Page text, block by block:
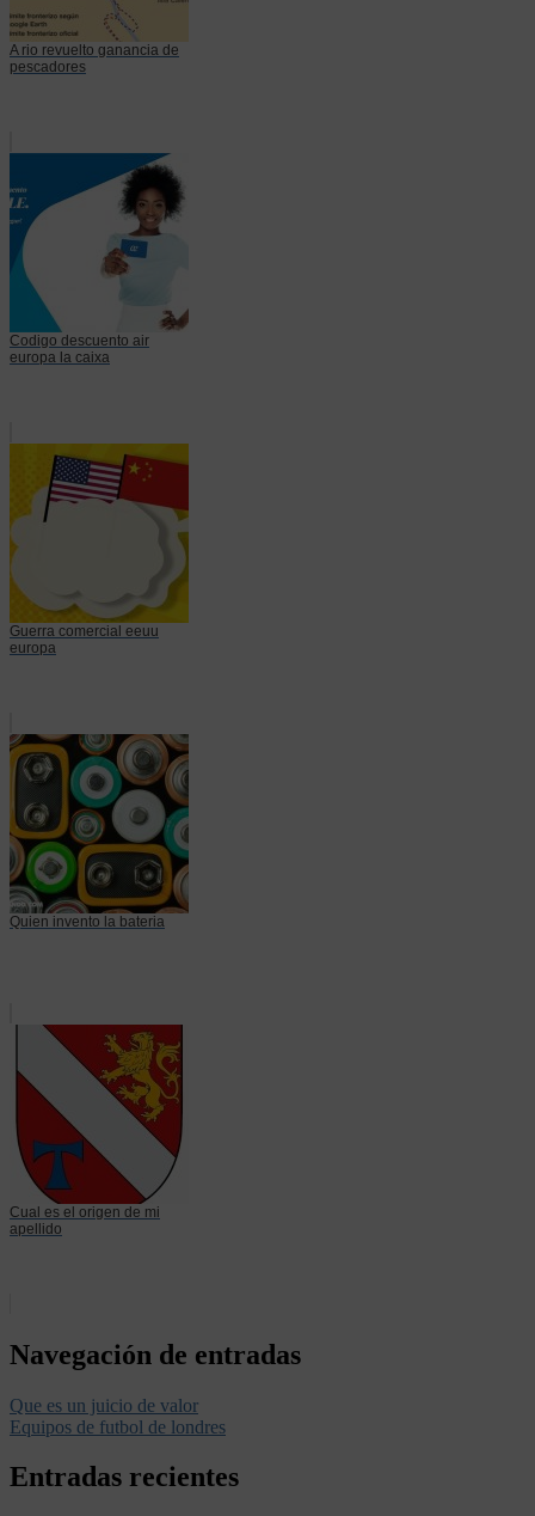
A rio revuelto ganancia de
pescadores
Codigo descuento air
europa la caixa
Guerra comercial eeuu
europa
Quien invento la bateria
Cual es el origen de mi
apellido
Navegación de entradas
Que es un juicio de valor
Equipos de futbol de londres
Entradas recientes